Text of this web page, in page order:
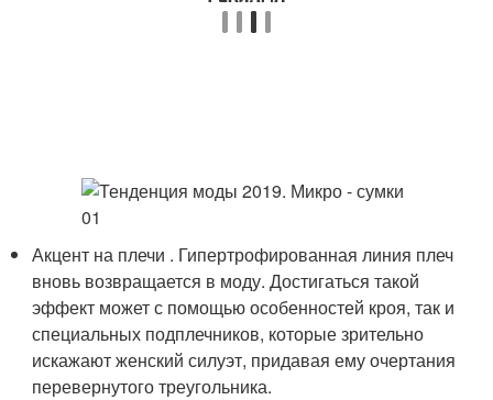
Акцент на плечи . Гипертрофированная линия плеч
вновь возвращается в моду. Достигаться такой
эффект может с помощью особенностей кроя, так и
специальных подплечников, которые зрительно
искажают женский силуэт, придавая ему очертания
перевернутого треугольника.